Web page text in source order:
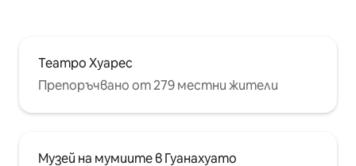
Театро Хуарес
Препоръчвано от 279 местни жители
Музей на мумиите в Гуанахуато